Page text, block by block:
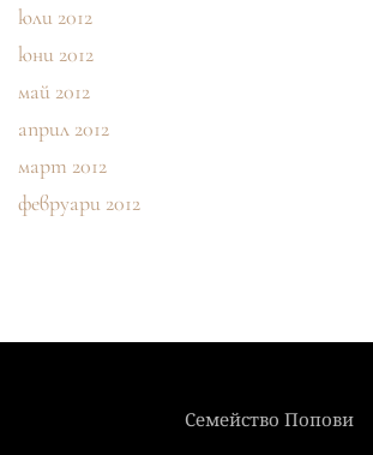
юли 2012
юни 2012
май 2012
април 2012
март 2012
февруари 2012
Семейство Попови